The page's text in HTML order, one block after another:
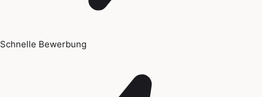
Schnelle Bewerbung